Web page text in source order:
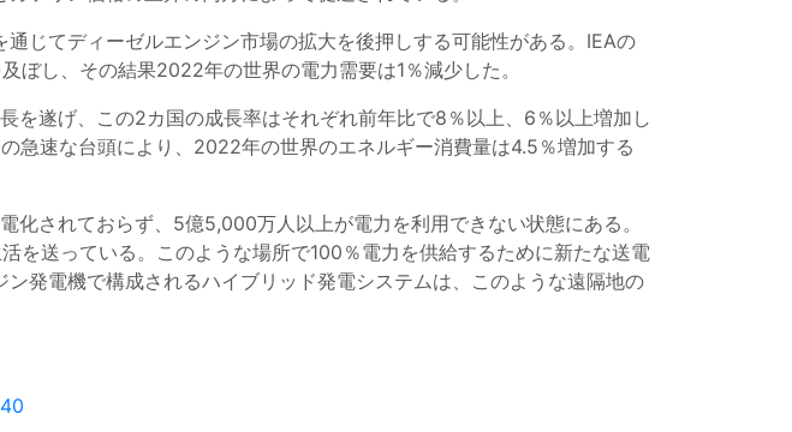
じてディーゼルエンジン市場の拡大を後押しする可能性がある。IEAの
ぼし、その結果2022年の世界の電力需要は1％減少した。
遂げ、この2カ国の成長率はそれぞれ前年比で8％以上、6％以上増加し
急速な台頭により、2022年の世界のエネルギー消費量は4.5％増加する
されておらず、5億5,000万人以上が電力を利用できない状態にある。
を送っている。このような場所で100％電力を供給するために新たな送電
発電機で構成されるハイブリッド発電システムは、このような遠隔地の